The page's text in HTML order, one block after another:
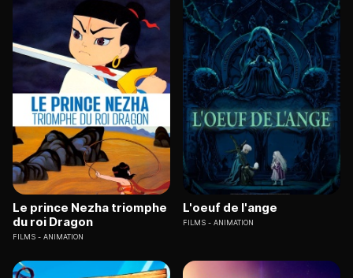
Le prince Nezha triomphe
du roi Dragon
FILMS ANIMATION
L'oeuf de l'ange
FILMS ANIMATION